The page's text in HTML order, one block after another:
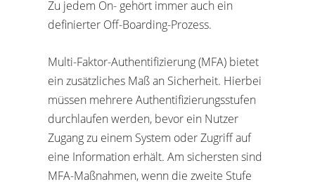
Zu jedem On- gehört immer auch ein
definierter Off-Boarding-Prozess.
Multi-Faktor-Authentifizierung (MFA) bietet
ein zusätzliches Maß an Sicherheit. Hierbei
müssen mehrere Authentifizierungsstufen
durchlaufen werden, bevor ein Nutzer
Zugang zu einem System oder Zugriff auf
eine Information erhält. Am sichersten sind
MFA-Maßnahmen, wenn die zweite Stufe